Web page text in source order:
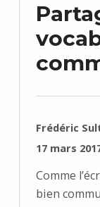
RÉDIGÉ PAR :
Frédéric
PUBLIÉ SUR :
17 mars
Comme
bien